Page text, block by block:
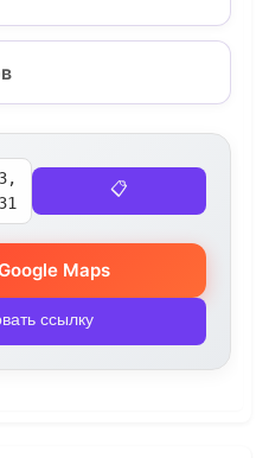
📋
Maps
ссылку